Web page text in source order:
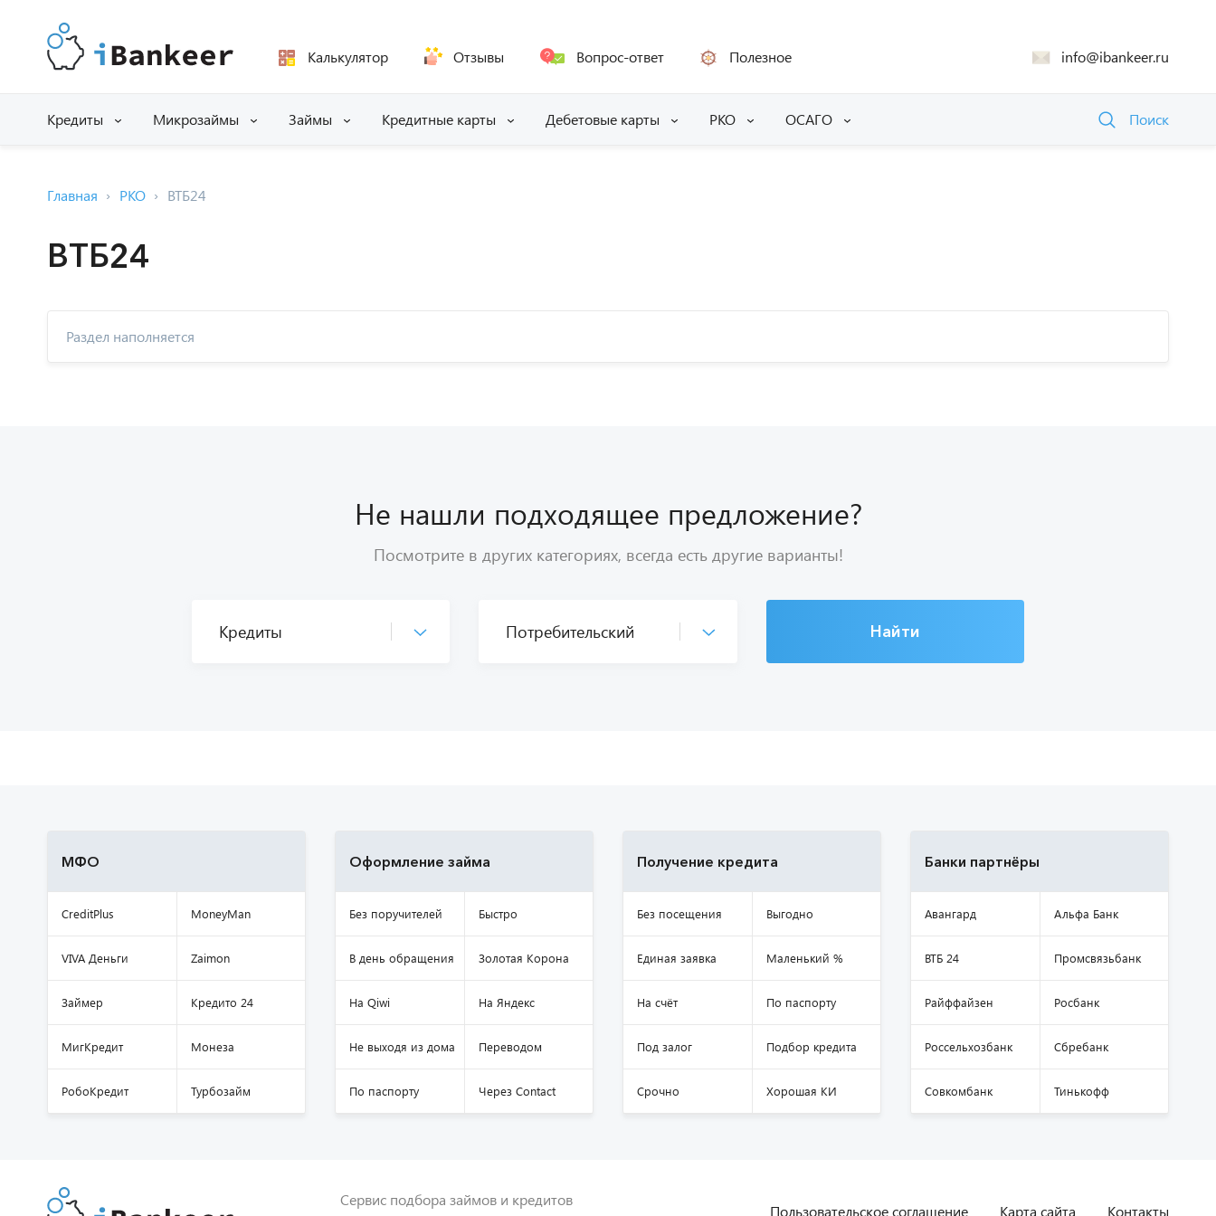
Калькулятор Отзывы Вопрос-ответ Полезное info@ibankeer.ru
Кредиты Микрозаймы Займы Кредитные карты Дебетовые карты РКО ОСАГО Поиск
Главная РКО ВТБ24
ВТБ24
Раздел наполняется
Не нашли подходящее предложение?
Посмотрите в других категориях, всегда есть другие варианты!
Найти
МФО
CreditPlus MoneyMan
VIVA Деньги Zaimon
Займер Кредито 24
МигКредит Монеза
РобоКредит Турбозайм
Оформление займа
Без поручителей Быстро
В день обращения Золотая Корона
На Qiwi На Яндекс
Не выходя из дома Переводом
По паспорту Через Contact
Получение кредита
Без посещения Выгодно
Единая заявка Маленький %
На счёт По паспорту
Под залог Подбор кредита
Срочно Хорошая КИ
Банки партнёры
Авангард Альфа Банк
ВТБ 24 Промсвязьбанк
Райффайзен Росбанк
Россельхозбанк Сбребанк
Совкомбанк Тинькофф
Сервис подбора займов и кредитов
Пользовательское соглашение Карта сайта Контакты